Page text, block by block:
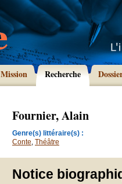
Mission Recherche
Fournier, Alain
Genre(s) littéraire(s) :
Conte, Théâtre
Notice